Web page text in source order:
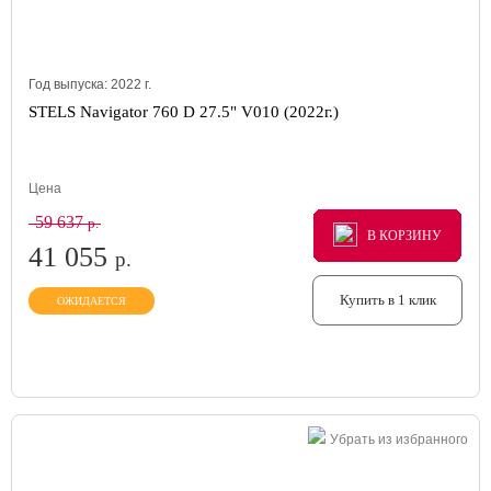
Год выпуска: 2022 г.
STELS Navigator 760 D 27.5" V010 (2022г.)
Цена
59 637р.
41 055 р.
ОЖИДАЕТСЯ
В КОРЗИНУ
В КОРЗИНУ
В КОРЗИНУ
Купить в 1 клик
Убрать из избранного